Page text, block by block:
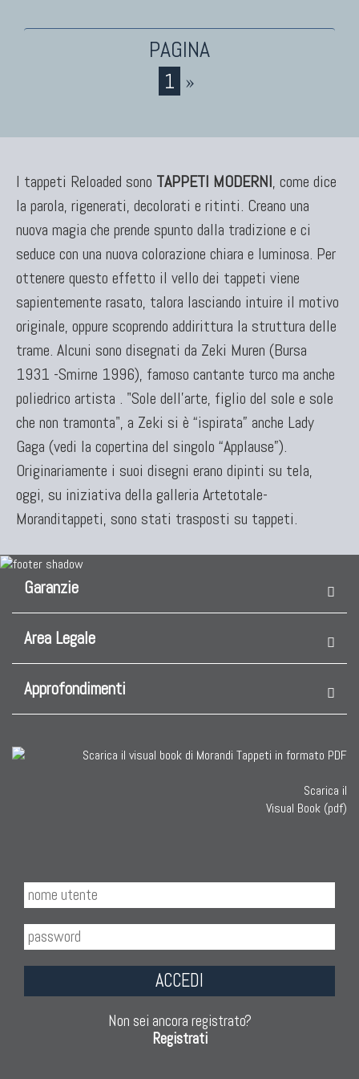
Kilim Vecchi E Antichi
Nuovissimi Kilim India
TAPPETI PER ARREDAMENTO
Tappeti Turchi Vecchi E Nuovi
Tappeti Turcomanni Vecchi E Nuovi
Tappeti Ghazni
Tappeti Beluci
Tappeti Dal Mondo
1 »
I tappeti Reloaded sono TAPPETI MODERNI, come dice
la parola, rigenerati, decolorati e ritinti. Creano una
nuova magia che prende spunto dalla tradizione e ci
seduce con una nuova colorazione chiara e luminosa. Per
ottenere questo effetto il vello dei tappeti viene
sapientemente rasato, talora lasciando intuire il motivo
originale, oppure scoprendo addirittura la struttura delle
trame. Alcuni sono disegnati da Zeki Muren (Bursa
1931 -Smirne 1996), famoso cantante turco ma anche
poliedrico artista . "Sole dell'arte, figlio del sole e sole
che non tramonta", a Zeki si è “ispirata” anche Lady
Gaga (vedi la copertina del singolo “Applause”).
Originariamente i suoi disegni erano dipinti su tela,
oggi, su iniziativa della galleria Artetotale-
Moranditappeti, sono stati trasposti su tappeti.
Garanzie
Area Legale
Approfondimenti
Scarica il
Visual Book (pdf)
ACCEDI
Non sei ancora registrato?
Registrati